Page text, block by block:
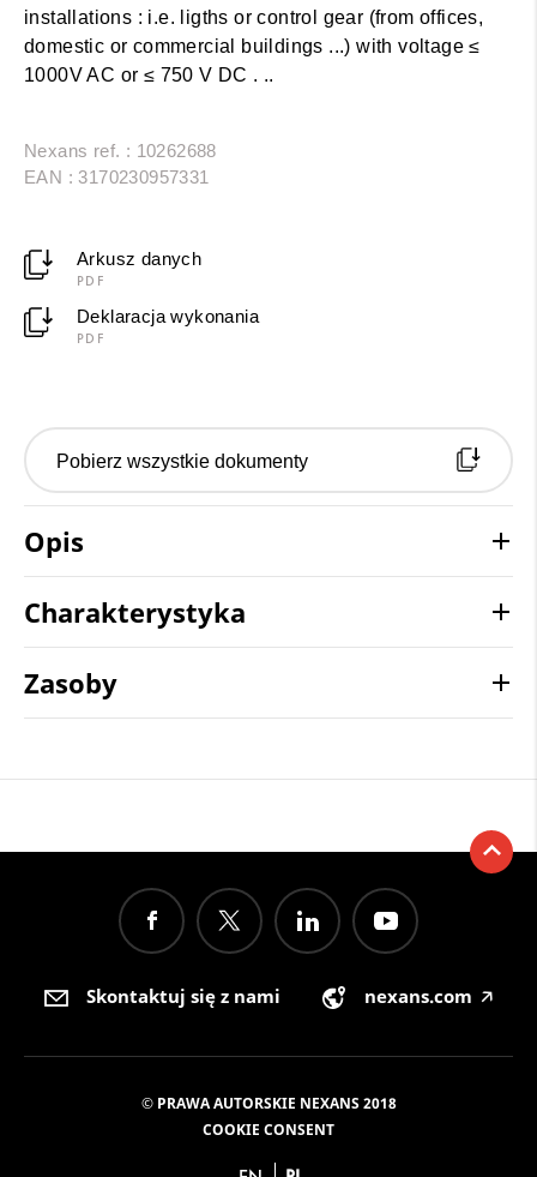
installations : i.e. ligths or control gear (from offices,
domestic or commercial buildings ...) with voltage ≤
1000V AC or ≤ 750 V DC . ..
Nexans ref. : 10262688
EAN : 3170230957331
Arkusz danych
PDF
Deklaracja wykonania
PDF
Pobierz wszystkie dokumenty
Opis
Charakterystyka
Zasoby
Skontaktuj się z nami nexans.com 🡥
© PRAWA AUTORSKIE NEXANS 2018
COOKIE CONSENT